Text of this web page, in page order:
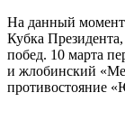
На данный момент
Кубка
побед. 10 марта
и жлобинский
противостояние